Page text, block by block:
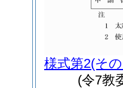
様式第2(そ
(令7教